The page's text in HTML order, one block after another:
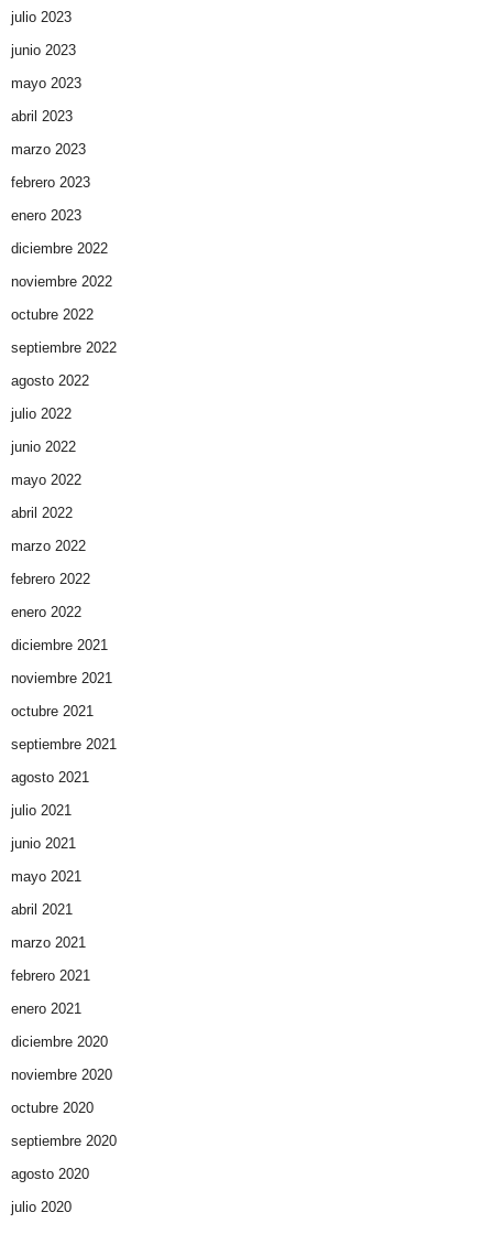
julio 2023
junio 2023
mayo 2023
abril 2023
marzo 2023
febrero 2023
enero 2023
diciembre 2022
noviembre 2022
octubre 2022
septiembre 2022
agosto 2022
julio 2022
junio 2022
mayo 2022
abril 2022
marzo 2022
febrero 2022
enero 2022
diciembre 2021
noviembre 2021
octubre 2021
septiembre 2021
agosto 2021
julio 2021
junio 2021
mayo 2021
abril 2021
marzo 2021
febrero 2021
enero 2021
diciembre 2020
noviembre 2020
octubre 2020
septiembre 2020
agosto 2020
julio 2020